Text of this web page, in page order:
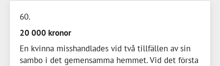
60
20 000 kronor
En kvinna misshandlades vid två tillfällen av sin
sambo i det gemensamma hemmet. Vid det första